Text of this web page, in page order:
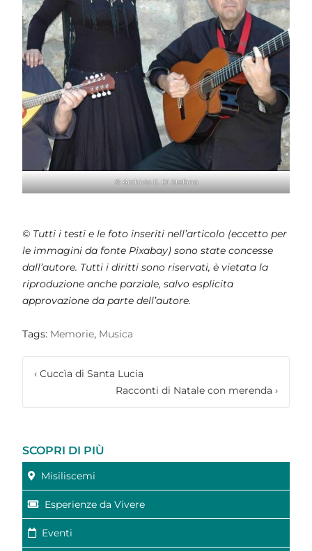
© Archivio E. Di Stefano
© Tutti i testi e le foto inseriti nell’articolo (eccetto per
le immagini da fonte Pixabay) sono state concesse
dall’autore. Tutti i diritti sono riservati, è vietata la
riproduzione anche parziale, salvo esplicita
approvazione da parte dell’autore.
Tags: Memorie, Musica
‹ Cuccìa di Santa Lucia
Racconti di Natale con merenda ›
SCOPRI DI PIÙ
Misiliscemi
Esperienze da Vivere
Eventi